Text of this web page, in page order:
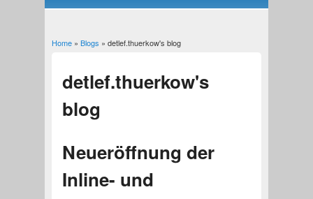
You are here
Home» Blogs » detlef.thuerkow's blog
detlef.thuerkow's
blog
Neueröffnung der
Inline- und